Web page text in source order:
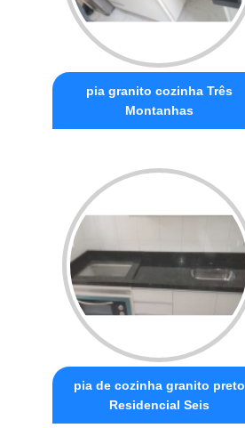
pia granito cozinha Três
Montanhas
pia de cozinha granito preto
Residencial Seis